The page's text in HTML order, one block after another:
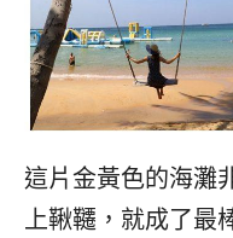
這片金黃色的海灘
上鞦韆，就成了最